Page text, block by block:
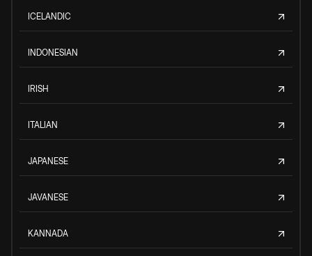
ICELANDIC
INDONESIAN
IRISH
ITALIAN
JAPANESE
JAVANESE
KANNADA